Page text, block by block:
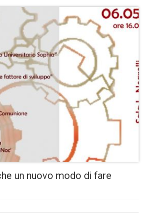
un nuovo modo di fare